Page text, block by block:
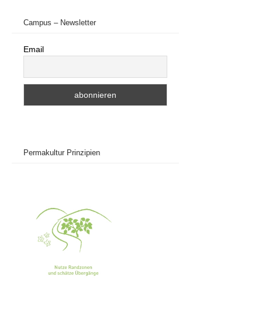
Campus – Newsletter
Email
Permakultur Prinzipien